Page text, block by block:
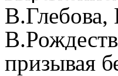
призывая